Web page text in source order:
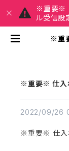
※重要※
ル受信設
※重
※重要※ 仕入
2022/09/26
※重要※ 仕入